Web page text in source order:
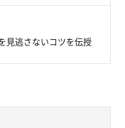
見逃さないコツを伝授